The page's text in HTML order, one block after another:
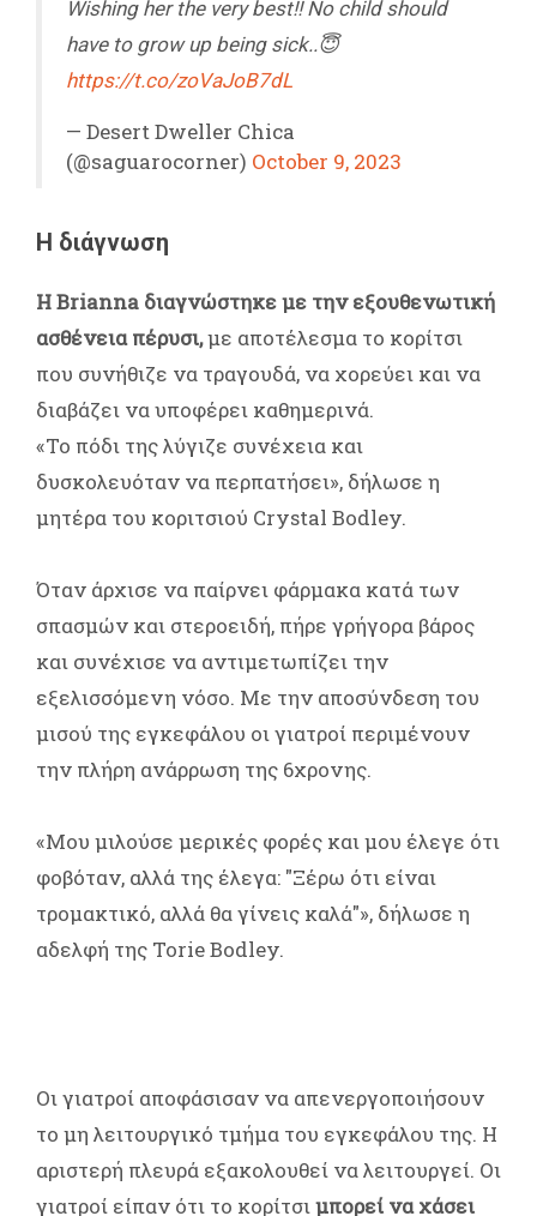
Wishing her the very best!! No child should
have to grow up being sick..😇
https://t.co/zoVaJoB7dL
— Desert Dweller Chica
(@saguarocorner) October 9, 2023
Η διάγνωση
Η Brianna διαγνώστηκε με την εξουθενωτική
ασθένεια πέρυσι,με αποτέλεσμα το κορίτσι
που συνήθιζε να τραγουδά, να χορεύει και να
διαβάζει να υποφέρει καθημερινά.
«Το πόδι της λύγιζε συνέχεια και
δυσκολευόταν να περπατήσει», δήλωσε η
μητέρα του κοριτσιού Crystal Bodley.
Όταν άρχισε να παίρνει φάρμακα κατά των
σπασμών και στεροειδή, πήρε γρήγορα βάρος
και συνέχισε να αντιμετωπίζει την
εξελισσόμενη νόσο. Με την αποσύνδεση του
μισού της εγκεφάλου οι γιατροί περιμένουν
την πλήρη ανάρρωση της 6χρονης.
«Μου μιλούσε μερικές φορές και μου έλεγε ότι
φοβόταν, αλλά της έλεγα: "Ξέρω ότι είναι
τρομακτικό, αλλά θα γίνεις καλά"», δήλωσε η
αδελφή της Torie Bodley.
Οι γιατροί αποφάσισαν να απενεργοποιήσουν
το μη λειτουργικό τμήμα του εγκεφάλου της. Η
αριστερή πλευρά εξακολουθεί να λειτουργεί. Οι
γιατροί είπαν ότι το κορίτσιμπορεί να χάσει